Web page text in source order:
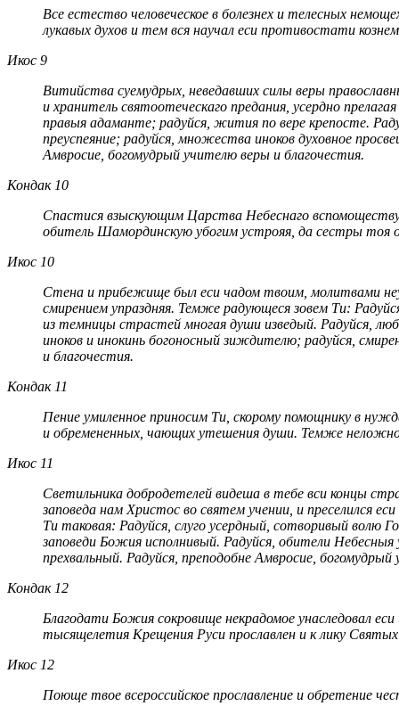
Все естество человеческое в болезнех и телесных
лукавых духов и тем вся научал еси противостати
Икос 9
Витийства суемудрых, неведавших силы веры
и хранитель святоотеческаго предания, усердно
правыя адаманте; радуйся, жития по вере крепосте.
преуспеяние; радуйся, множества иноков духовное
Амвросие, богомудрый учителю веры и благочестия.
Кондак 10
Спастися взыскующим Царства Небеснаго
обитель Шамординскую убогим устрояя, да сестры тоя
Икос 10
Стена и прибежище был еси чадом твоим, молитвами
смирением упраздняя. Темже радующеся зовем Ти:
из темницы страстей многая души изведый. Радуйся,
иноков и инокинь богоносный зиждителю; радуйся,
и благочестия.
Кондак 11
Пение умиленное приносим Ти, скорому помощнику в
и обремененных, чающих утешения души. Темже
Икос 11
Светильника добродетелей видеша в тебе вси концы
заповеда нам Христос во святем учении, и преселился
Ти таковая: Радуйся, слуго усердный, сотворивый волю
заповеди Божия исполнивый. Радуйся, обители
прехвальный. Радуйся, преподобне Амвросие,
Кондак 12
Благодати Божия сокровище некрадомое унаследовал
тысящелетия Крещения Руси прославлен и к лику
Икос 12
Поюще твое всероссийское прославление и обретение